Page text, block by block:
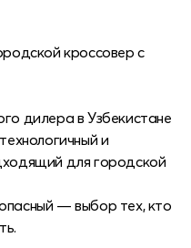
кроссовер с
дилера в Узбекистане
и
для городской
— выбор тех, кто